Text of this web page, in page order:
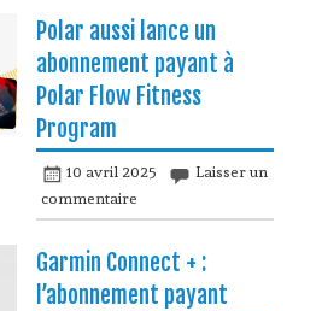
Polar aussi lance un
abonnement payant à
Polar Flow Fitness
Program
10 avril 2025
Laisser un
commentaire
Garmin Connect + :
l’abonnement payant